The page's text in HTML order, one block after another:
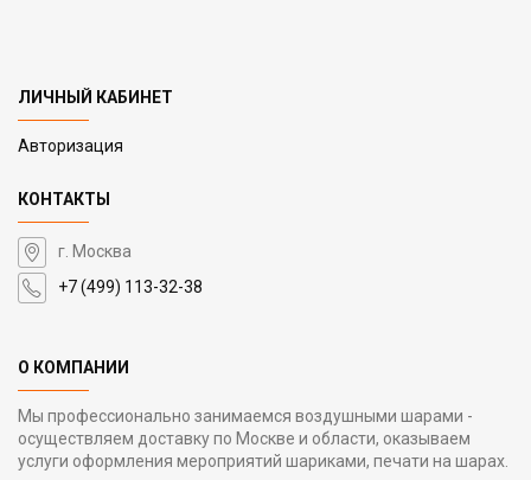
ЛИЧНЫЙ КАБИНЕТ
Авторизация
КОНТАКТЫ
г. Москва
+7 (499) 113-32-38
О КОМПАНИИ
Мы профессионально занимаемся воздушными шарами -
осуществляем доставку по Москве и области, оказываем
услуги оформления мероприятий шариками, печати на шарах.